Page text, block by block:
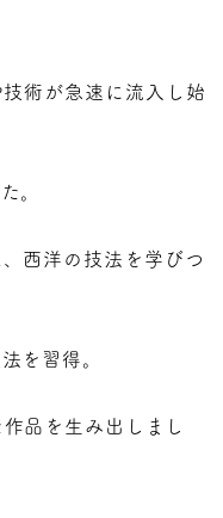
術が急速に流入し始
。
西洋の技法を学びつ
を習得。
品を生み出しまし